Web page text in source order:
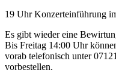
19 Uhr Konzerteinführung
Es gibt wieder eine
Bis Freitag 14:00 Uhr
vorab telefonisch unter
vorbestellen.